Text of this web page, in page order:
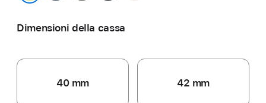
Dimensioni della cassa
40 mm 42 mm